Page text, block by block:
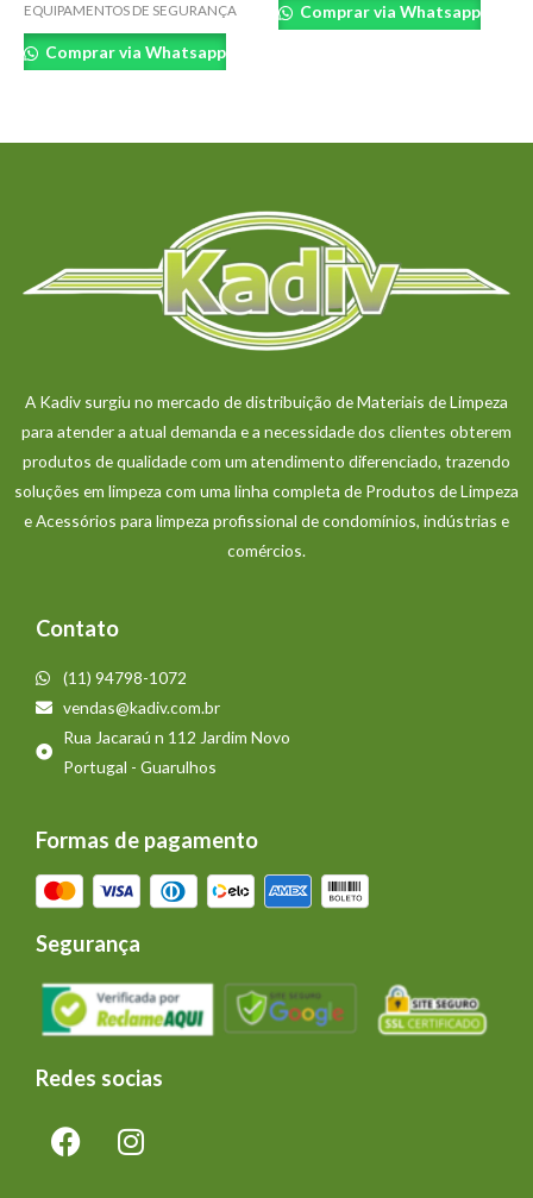
EQUIPAMENTOS DE SEGURANÇA
Comprar via Whatsapp
Comprar via Whatsapp
A Kadiv surgiu no mercado de distribuição de Materiais de Limpeza
para atender a atual demanda e a necessidade dos clientes obterem
produtos de qualidade com um atendimento diferenciado, trazendo
soluções em limpeza com uma linha completa de Produtos de Limpeza
e Acessórios para limpeza profissional de condomínios, indústrias e
comércios.
Contato
(11) 94798-1072
vendas@kadiv.com.br
Rua Jacaraú n 112 Jardim Novo
Portugal - Guarulhos
Formas de pagamento
Segurança
Redes socias